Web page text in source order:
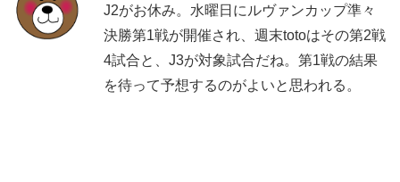
J2がお休み。水曜日にルヴァンカップ準々
決勝第1戦が開催され、週末totoはその第2戦
4試合と、J3が対象試合だね。第1戦の結果
を待って予想するのがよいと思われる。